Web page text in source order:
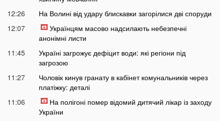
12:26
На Волині від удару блискавки загорілися дві споруди
12:07
Українцям масово надсилають небезпечні
анонімні листи
11:45
Україні загрожує дефіцит води: які регіони під
загрозою
11:27
Чоловік кинув гранату в кабінет комунальників через
платіжку: деталі
11:06
На полігоні помер відомий дитячий лікар із заходу
України